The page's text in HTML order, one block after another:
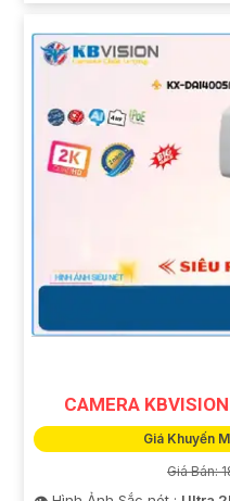
CAMERA
Giá Khuyến
Giá Bán: